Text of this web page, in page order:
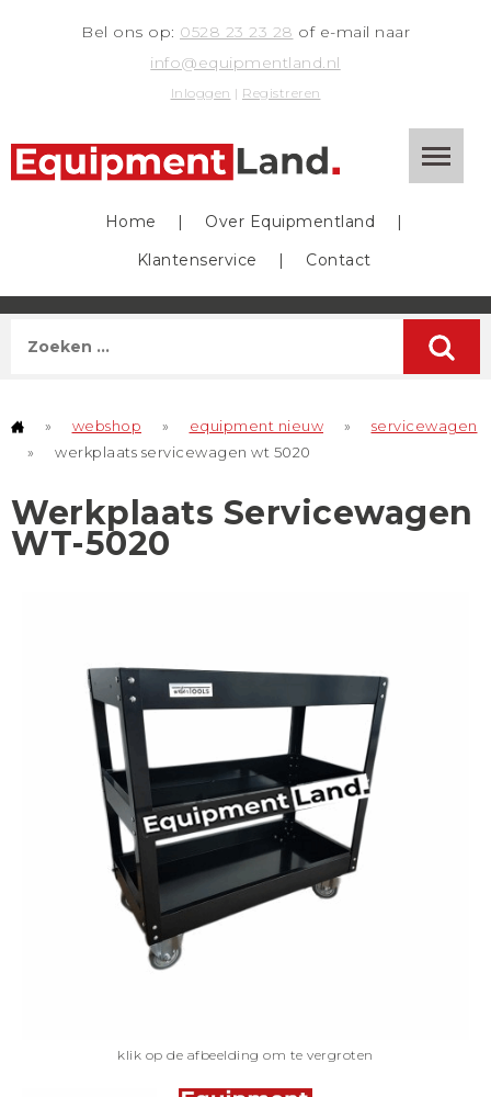
Bel ons op: 0528 23 23 28 of e-mail naar
info@equipmentland.nl
Inloggen | Registreren
Home | Over Equipmentland
|
Klantenservice
| Contact
» webshop » equipment nieuw »
servicewagen
»
werkplaats servicewagen wt 5020
Werkplaats Servicewagen
WT-5020
klik op de afbeelding om te vergroten